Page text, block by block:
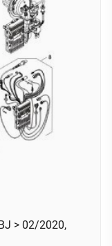
> 02/2020,